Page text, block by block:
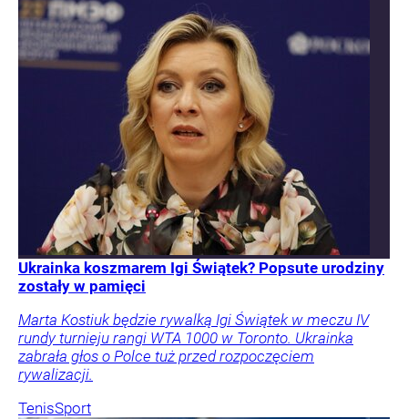
Ukrainka koszmarem Igi Świątek? Popsute urodziny
zostały w pamięci
Marta Kostiuk będzie rywalką Igi Świątek w meczu IV
rundy turnieju rangi WTA 1000 w Toronto. Ukrainka
zabrała głos o Polce tuż przed rozpoczęciem
rywalizacji.
TenisSport